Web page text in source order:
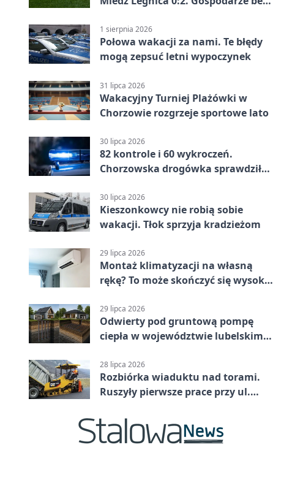
1 sierpnia 2026
Połowa wakacji za nami. Te błędy
mogą zepsuć letni wypoczynek
31 lipca 2026
Wakacyjny Turniej Plażówki w
Chorzowie rozgrzeje sportowe lato
30 lipca 2026
82 kontrole i 60 wykroczeń.
Chorzowska drogówka sprawdziła
30 lipca 2026
Kieszonkowcy nie robią sobie
wakacji. Tłok sprzyja kradzieżom
29 lipca 2026
Montaż klimatyzacji na własną
rękę? To może skończyć się wysoką
29 lipca 2026
Odwierty pod gruntową pompę
ciepła w województwie lubelskim -
28 lipca 2026
Rozbiórka wiaduktu nad torami.
Ruszyły pierwsze prace przy ul.